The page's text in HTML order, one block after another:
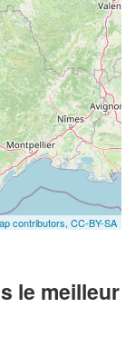
contributors, CC-BY-SA
le meilleur